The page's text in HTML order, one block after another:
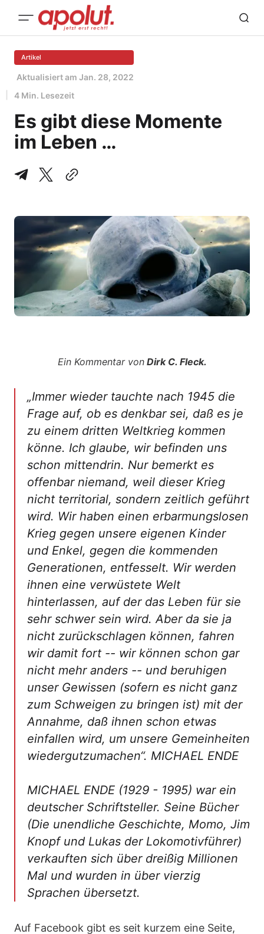
Artikel
Aktualisiert am Jan. 28, 2022
4 Min. Lesezeit
Es gibt diese Momente
im Leben …
Ein Kommentar vonDirk C. Fleck.
„Immer wieder tauchte nach 1945 die
Frage auf, ob es denkbar sei, daß es je
zu einem dritten Weltkrieg kommen
könne. Ich glaube, wir befinden uns
schon mittendrin. Nur bemerkt es
offenbar niemand, weil dieser Krieg
nicht territorial, sondern zeitlich geführt
wird. Wir haben einen erbarmungslosen
Krieg gegen unsere eigenen Kinder
und Enkel, gegen die kommenden
Generationen, entfesselt. Wir werden
ihnen eine verwüstete Welt
hinterlassen, auf der das Leben für sie
sehr schwer sein wird. Aber da sie ja
nicht zurückschlagen können, fahren
wir damit fort -- wir können schon gar
nicht mehr anders -- und beruhigen
unser Gewissen (sofern es nicht ganz
zum Schweigen zu bringen ist) mit der
Annahme, daß ihnen schon etwas
einfallen wird, um unsere Gemeinheiten
wiedergutzumachen“. MICHAEL ENDE
MICHAEL ENDE (1929 - 1995) war ein
deutscher Schriftsteller. Seine Bücher
(Die unendliche Geschichte, Momo, Jim
Knopf und Lukas der Lokomotivführer)
verkauften sich über dreißig Millionen
Mal und wurden in über vierzig
Sprachen übersetzt.
Auf Facebook gibt es seit kurzem eine Seite,